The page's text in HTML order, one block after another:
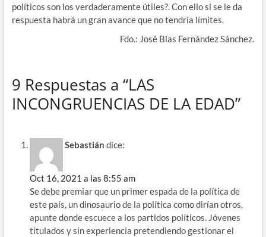
políticos son los verdaderamente útiles?. Con ello si se le da
respuesta habrá un gran avance que no tendría límites.
Fdo.: José Blas Fernández Sánchez.
9 Respuestas a “LAS
INCONGRUENCIAS DE LA EDAD”
Sebastián dice:
Oct 16, 2021 a las 8:55 am
Se debe premiar que un primer espada de la política de
este país, un dinosaurio de la política como dirían otros,
apunte donde escuece a los partidos políticos. Jóvenes
titulados y sin experiencia pretendiendo gestionar el